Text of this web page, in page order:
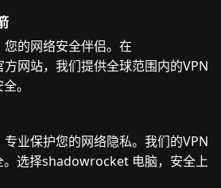
的网络安全伴侣。在
网站，我们提供全球范围内的VPN
。
业保护您的网络隐私。我们的VPN
。选择shadowrocket 电脑，安全上